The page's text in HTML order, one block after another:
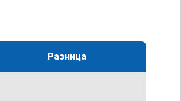
Разница